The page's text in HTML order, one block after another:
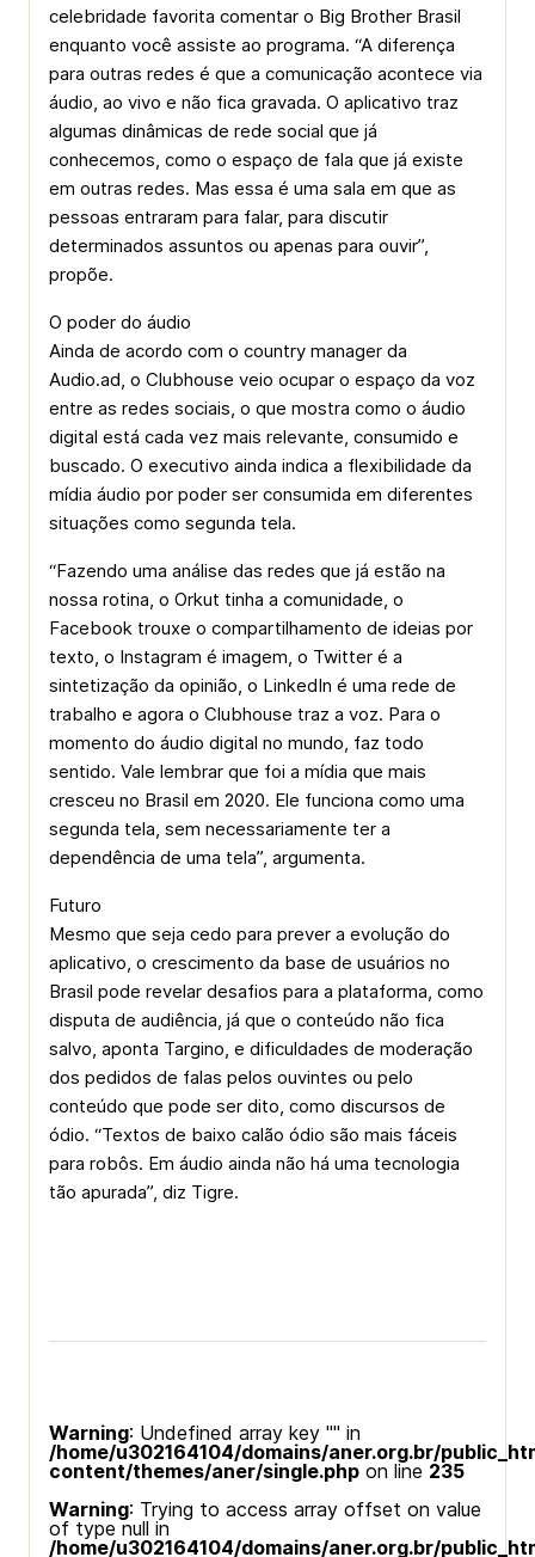
celebridade favorita comentar o Big Brother Brasil
enquanto você assiste ao programa. “A diferença
para outras redes é que a comunicação acontece via
áudio, ao vivo e não fica gravada. O aplicativo traz
algumas dinâmicas de rede social que já
conhecemos, como o espaço de fala que já existe
em outras redes. Mas essa é uma sala em que as
pessoas entraram para falar, para discutir
determinados assuntos ou apenas para ouvir”,
propõe.
O poder do áudio
Ainda de acordo com o country manager da
Audio.ad, o Clubhouse veio ocupar o espaço da voz
entre as redes sociais, o que mostra como o áudio
digital está cada vez mais relevante, consumido e
buscado. O executivo ainda indica a flexibilidade da
mídia áudio por poder ser consumida em diferentes
situações como segunda tela.
“Fazendo uma análise das redes que já estão na
nossa rotina, o Orkut tinha a comunidade, o
Facebook trouxe o compartilhamento de ideias por
texto, o Instagram é imagem, o Twitter é a
sintetização da opinião, o LinkedIn é uma rede de
trabalho e agora o Clubhouse traz a voz. Para o
momento do áudio digital no mundo, faz todo
sentido. Vale lembrar que foi a mídia que mais
cresceu no Brasil em 2020. Ele funciona como uma
segunda tela, sem necessariamente ter a
dependência de uma tela”, argumenta.
Futuro
Mesmo que seja cedo para prever a evolução do
aplicativo, o crescimento da base de usuários no
Brasil pode revelar desafios para a plataforma, como
disputa de audiência, já que o conteúdo não fica
salvo, aponta Targino, e dificuldades de moderação
dos pedidos de falas pelos ouvintes ou pelo
conteúdo que pode ser dito, como discursos de
ódio. “Textos de baixo calão ódio são mais fáceis
para robôs. Em áudio ainda não há uma tecnologia
tão apurada”, diz Tigre.
Warning: Undefined array key "" in
/home/u302164104/domains/aner.org.br/
content/themes/aner/single.php on line 235
Warning: Trying to access array offset on value
of type null in
/home/u302164104/domains/aner.org.br/